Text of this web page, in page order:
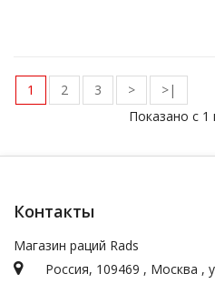
1 2 3 >
>|
Показано с 1
Контакты
Магазин раций Rads
Россия, 109469 , Москва ,